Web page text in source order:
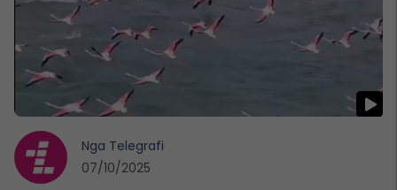
Nga Telegrafi
07/10/2025